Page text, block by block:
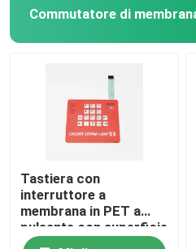
Tastiera con
interruttore a
membrana in PET a
pulsante con superficie
opaca lucida